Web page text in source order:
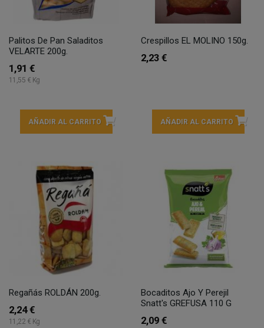
Palitos De Pan Saladitos
VELARTE 200g.
1,91 €
11,55 € Kg
AÑADIR AL CARRITO
Crespillos EL MOLINO 150g.
2,23 €
AÑADIR AL CARRITO
Regañás ROLDÁN 200g.
2,24 €
11,22 € Kg
Bocaditos Ajo Y Perejil
Snatt's GREFUSA 110 G
2,09 €